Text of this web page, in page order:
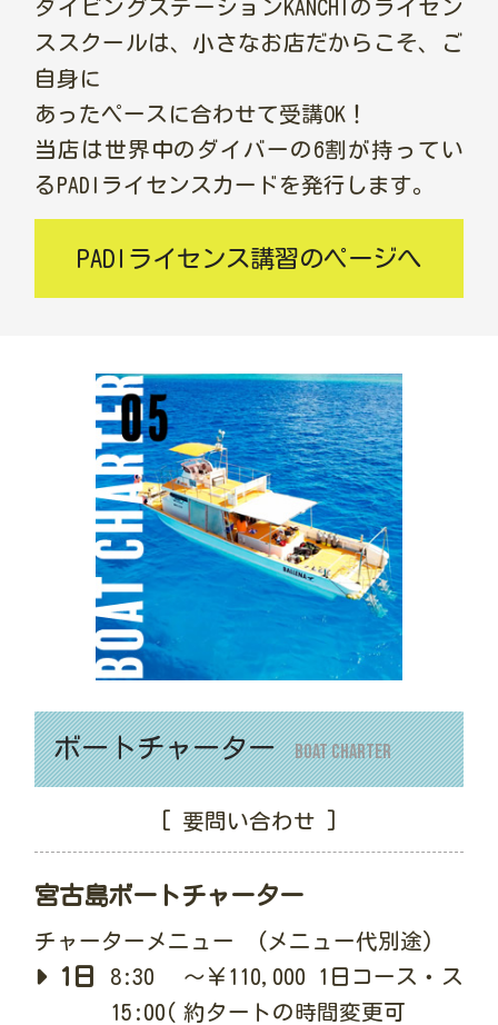
ダイビングステーションKANCHIのライセン
ススクールは、小さなお店だからこそ、ご
自身に
あったペースに合わせて受講OK！
当店は世界中のダイバーの6割が持ってい
るPADIライセンスカードを発行します。
PADIライセンス講習のページへ
ボートチャーター Boat Charter
[ 要問い合わせ ]
宮古島ボートチャーター
チャーターメニュー (メニュー代別途)
1日
8:30～
15:00(約
￥110,000 1日コース・ス
タートの時間変更可